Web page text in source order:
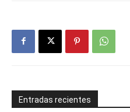
Entradas recientes